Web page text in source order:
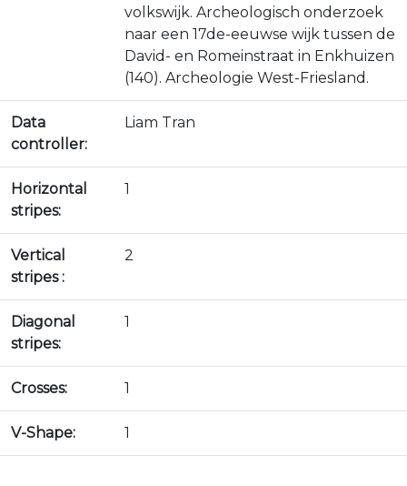
volkswijk. Archeologisch onderzoek
naar een 17de-eeuwse wijk tussen de
David- en Romeinstraat in Enkhuizen
(140). Archeologie West-Friesland.
Data
controller:
Liam Tran
Horizontal
stripes:
1
Vertical
stripes :
2
Diagonal
stripes:
1
Crosses: 1
V-Shape: 1